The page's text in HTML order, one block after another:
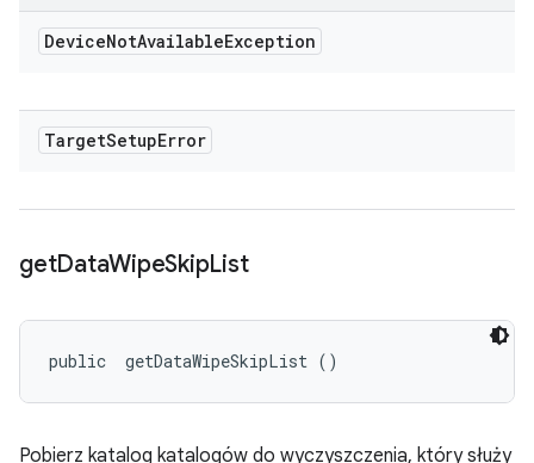
DeviceNotAvailableException
TargetSetupError
getDataWipeSkipList
public getDataWipeSkipList ()
Pobierz katalog katalogów do wyczyszczenia, który służy